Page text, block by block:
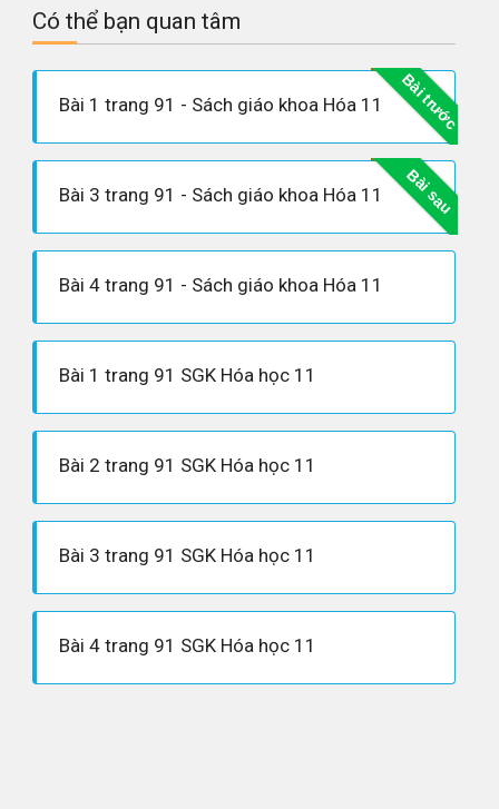
Có thể bạn quan tâm
Bài trước
Bài 1 trang 91 - Sách giáo khoa Hóa 11
Bài sau
Bài 3 trang 91 - Sách giáo khoa Hóa 11
Bài 4 trang 91 - Sách giáo khoa Hóa 11
Bài 1 trang 91 SGK Hóa học 11
Bài 2 trang 91 SGK Hóa học 11
Bài 3 trang 91 SGK Hóa học 11
Bài 4 trang 91 SGK Hóa học 11